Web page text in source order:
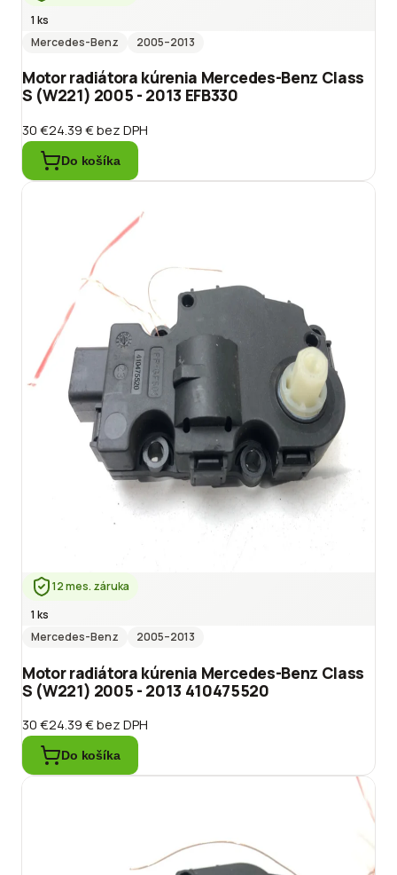
1 ks
Mercedes-Benz
2005–2013
Motor radiátora kúrenia Mercedes-Benz Class
S (W221) 2005 - 2013 EFB330
30 €24.39 €bez DPH
Do košíka
12 mes. záruka
1 ks
Mercedes-Benz
2005–2013
Motor radiátora kúrenia Mercedes-Benz Class
S (W221) 2005 - 2013 410475520
30 €24.39 €bez DPH
Do košíka